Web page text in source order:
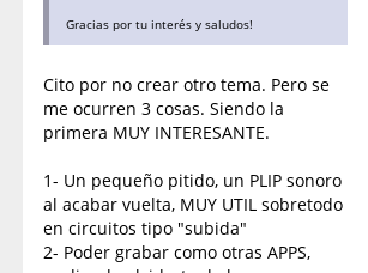
Gracias por tu interés y saludos!
Cito por no crear otro tema. Pero se
me ocurren 3 cosas. Siendo la
primera MUY INTERESANTE.
1- Un pequeño pitido, un PLIP sonoro
al acabar vuelta, MUY UTIL sobretodo
en circuitos tipo "subida"
2- Poder grabar como otras APPS,